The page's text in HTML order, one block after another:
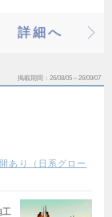
詳細へ
掲載期間 26/08/05～26/09/07
あり（日系グロー
工